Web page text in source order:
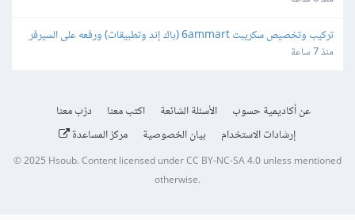
تركيب وتخصيص سكريبت 6ammart (باك إند وتطبيقات) ورفعه على السيرفر
والمتجر
منذ 7 ساعة
عن أكاديمية حسوب الأسئلة الشائعة اكتب معنا
درّب معنا
إرشادات الاستخدام
بيان الخصوصية مركز المساعدة
© 2025 Hsoub.Content licensed underCC BY-NC-SA 4.0unless mentioned
otherwise.